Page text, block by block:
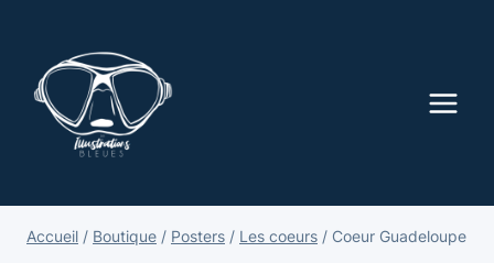
Accueil / Boutique / Posters / Les coeurs / Coeur Guadeloupe